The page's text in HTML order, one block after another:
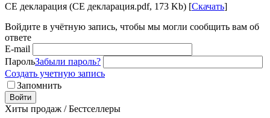
CE декларация (CE декларация.pdf, 173 Kb) [Скачать]
Войдите в учётную запись, чтобы мы могли сообщить вам об
ответе
E-mail
ПарольЗабыли пароль?
Создать учетную запись
Запомнить
Войти
Хиты продаж / Бестселлеры